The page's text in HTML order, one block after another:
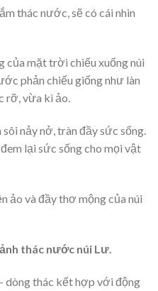
thác nước, sẽ có cái nhìn
của mặt trời chiếu xuống núi
phản chiếu giống như làn
rỡ, vừa kì ảo.
nảy nở, tràn đầy sức sống.
lại sức sống cho mọi vật
ảo và đầy thơ mộng của núi
thác nước núi Lư.
dòng thác kết hợp với động